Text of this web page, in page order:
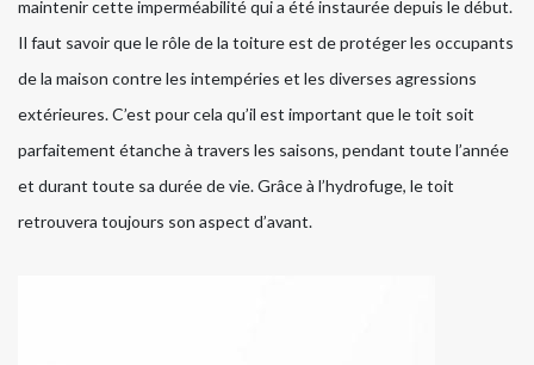
maintenir cette imperméabilité qui a été instaurée depuis le début.
Il faut savoir que le rôle de la toiture est de protéger les occupants
de la maison contre les intempéries et les diverses agressions
extérieures. C’est pour cela qu’il est important que le toit soit
parfaitement étanche à travers les saisons, pendant toute l’année
et durant toute sa durée de vie. Grâce à l’hydrofuge, le toit
retrouvera toujours son aspect d’avant.